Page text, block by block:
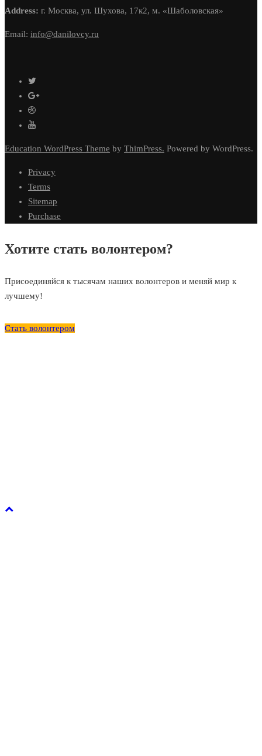
Address: г. Москва, ул. Шухова, 17к2, м. «Шаболовская»
Email: info@danilovcy.ru
Education WordPress Theme by ThimPress. Powered by WordPress.
Privacy
Terms
Sitemap
Purchase
Хотите стать волонтером?
Присоединяйся к тысячам наших волонтеров и меняй мир к
лучшему!
Стать волонтером